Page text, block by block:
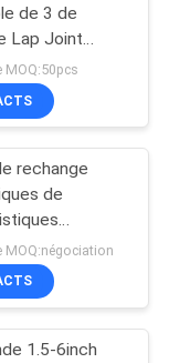
de 3 de
Lap Joint
Pipe pièces
de
MOQ:50pcs
rechange
de
MOQ:négociation
1.5-6inch